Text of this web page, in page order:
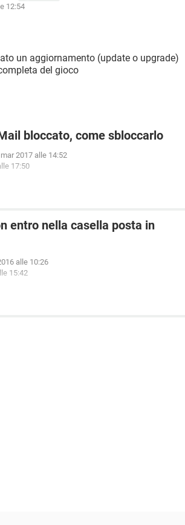
12:54
un aggiornamento (update o upgrade)
del gioco
bloccato, come sbloccarlo
2017 alle 14:52
17:50
entro nella casella posta in
alle 10:26
15:42